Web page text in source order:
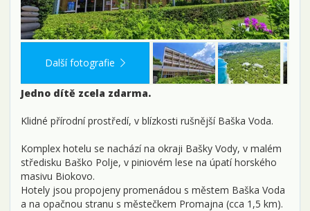
Další fotografie
Jedno dítě zcela zdarma.
Klidné přírodní prostředí, v blízkosti rušnější Baška Voda.
Komplex hotelu se nachází na okraji Bašky Vody, v malém
středisku Baško Polje, v piniovém lese na úpatí horského
masivu Biokovo.
Hotely jsou propojeny promenádou s městem Baška Voda
a na opačnou stranu s městečkem Promajna (cca 1,5 km).